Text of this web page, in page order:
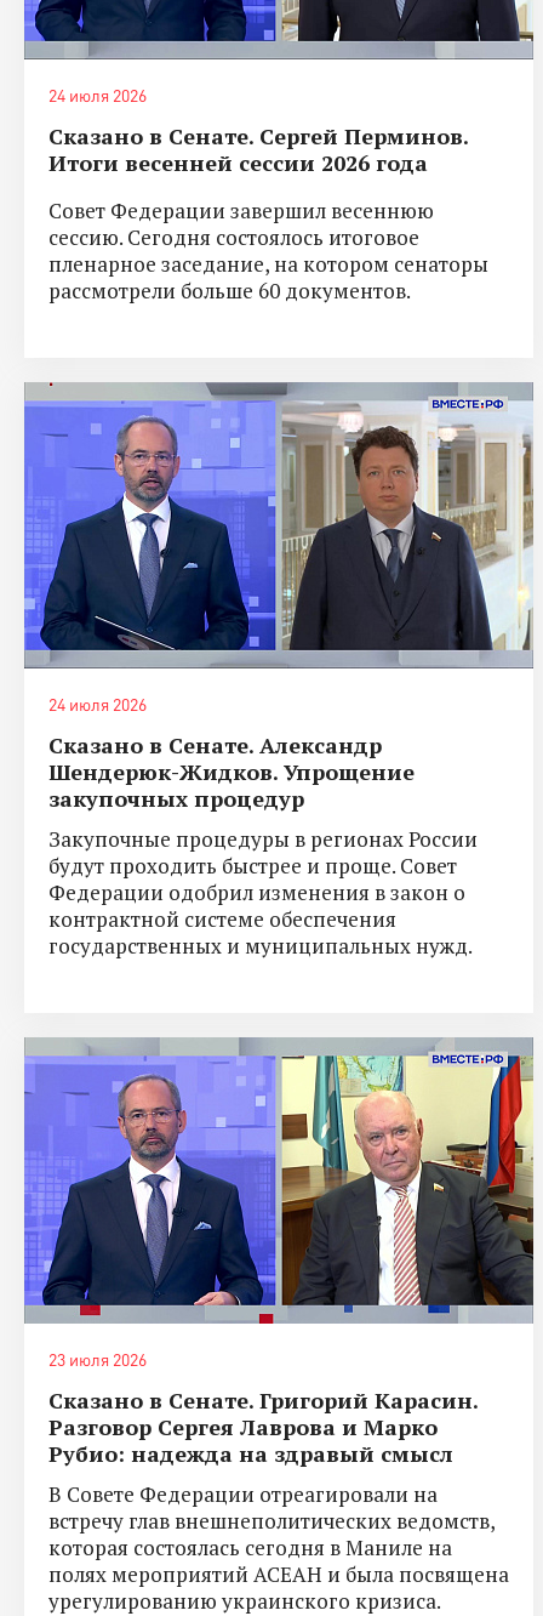
24 июля 2026
Сказано в Сенате. Сергей Перминов.
Итоги весенней сессии 2026 года
Совет Федерации завершил весеннюю
сессию. Сегодня состоялось итоговое
пленарное заседание, на котором сенаторы
рассмотрели больше 60 документов.
24 июля 2026
Сказано в Сенате. Александр
Шендерюк-Жидков. Упрощение
закупочных процедур
Закупочные процедуры в регионах России
будут проходить быстрее и проще. Совет
Федерации одобрил изменения в закон о
контрактной системе обеспечения
государственных и муниципальных нужд.
23 июля 2026
Сказано в Сенате. Григорий Карасин.
Разговор Сергея Лаврова и Марко
Рубио: надежда на здравый смысл
В Совете Федерации отреагировали на
встречу глав внешнеполитических ведомств,
которая состоялась сегодня в Маниле на
полях мероприятий АСЕАН и была посвящена
урегулированию украинского кризиса.